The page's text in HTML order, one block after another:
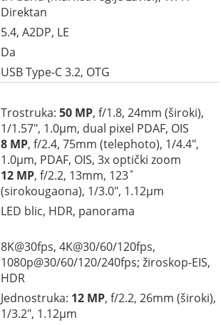
Direktan
5.4, A2DP, LE
Da
USB Type-C 3.2, OTG
Trostruka: 50 MP, f/1.8, 24mm (široki),
1/1.57", 1.0µm, dual pixel PDAF, OIS
8 MP, f/2.4, 75mm (telephoto), 1/4.4",
1.0µm, PDAF, OIS, 3x optički zoom
12 MP, f/2.2, 13mm, 123˚
(sirokougaona), 1/3.0", 1.12µm
LED blic, HDR, panorama
8K@30fps, 4K@30/60/120fps,
1080p@30/60/120/240fps; žiroskop-EIS,
HDR
Jednostruka: 12 MP, f/2.2, 26mm (široki),
1/3.2", 1.12µm